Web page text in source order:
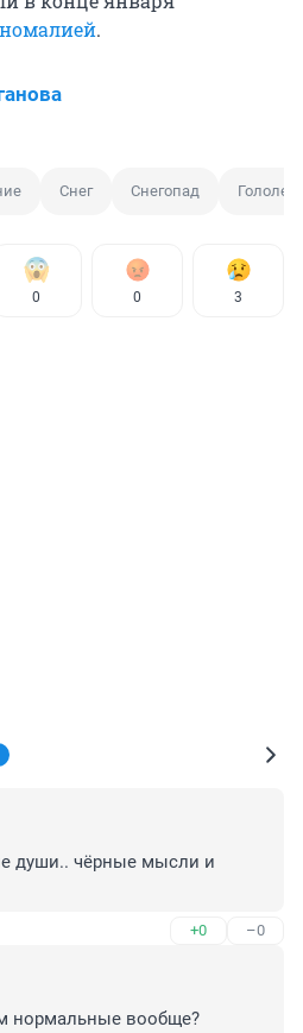
.
Снег Снегопад Гололед
0 0 3
души.. чёрные мысли и
+0 –0
нормальные вообще?